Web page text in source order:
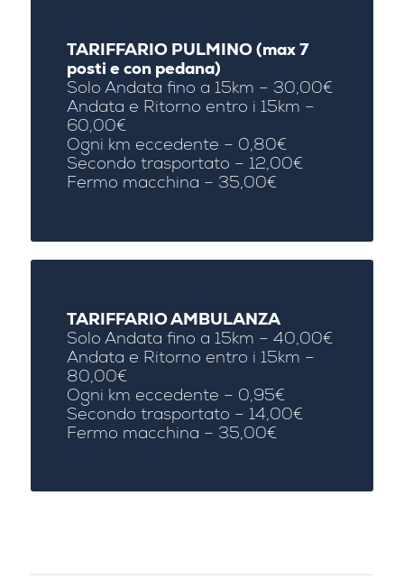
TARIFFARIO PULMINO (max 7
posti e con pedana)
Solo Andata fino a 15km – 30,00€
Andata e Ritorno entro i 15km –
60,00€
Ogni km eccedente – 0,80€
Secondo trasportato – 12,00€
Fermo macchina – 35,00€
TARIFFARIO AMBULANZA
Solo Andata fino a 15km – 40,00€
Andata e Ritorno entro i 15km –
80,00€
Ogni km eccedente – 0,95€
Secondo trasportato – 14,00€
Fermo macchina – 35,00€